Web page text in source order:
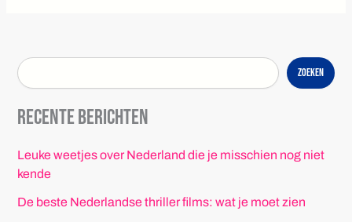
Zoeken
Recente berichten
Leuke weetjes over Nederland die je misschien nog niet
kende
De beste Nederlandse thriller films: wat je moet zien